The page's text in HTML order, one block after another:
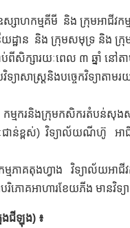
ស្សាហកម្មគីមី និង ក្រុមអាជី
ដ្ឋាន និង ក្រុមសមុទ្រ និង ក្
ប់ពីសិក្សារយៈពេល ៣ ឆ្នាំ ន
ាសាស្ត្រនិងបច្ចេកវិទ្យាតា
កម្មករនិងក្រុមកសិករតំបន់សុ
ាន់ខ្ពស់) វិទ្យាល័យណីហ៊ូ អាជី
ាគតុងហ្វាង វិទ្យាល័យអាជី
គអាហារខែយភីង មានវិទ្យា
ងជីឡុង) ៖